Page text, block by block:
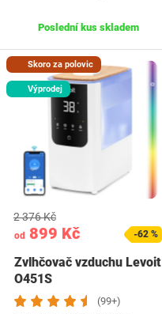
Poslední kus skladem
Skoro za polovic
Výprodej
od 899 Kč
2 376 Kč
-62 %
Zvlhčovač vzduchu Levoit
O451S
(99+)